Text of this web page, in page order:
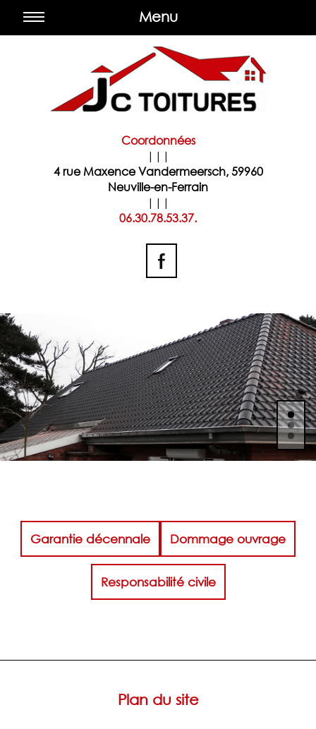
Menu
Coordonnées
|||
4 rue Maxence Vandermeersch, 59960
Neuville-en-Ferrain
|||
06.30.78.53.37.
Garantie décennale Dommage ouvrage
Responsabilité civile
Plan du site